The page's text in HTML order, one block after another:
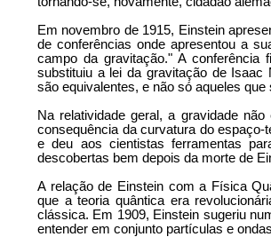
Em novembro de 1915, Einstein
de conferências onde apresentou a
campo da gravitação." A conferência
substituiu a lei da gravitação de Isaac
são equivalentes, e não só aqueles
Na relatividade geral, a gravidade
consequência da curvatura do
e deu aos cientistas ferramentas
descobertas bem depois da morte de
A relação de Einstein com a Física
que a teoria quântica era
clássica. Em 1909, Einstein sugeriu
entender em conjunto partículas e